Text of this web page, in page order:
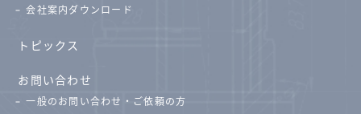
会社案内ダウンロード
トピックス
お問い合わせ
一般のお問い合わせ・ご依頼の方